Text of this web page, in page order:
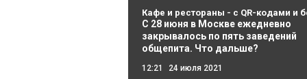
Кафе и рестораны - с QR-кодами и
С 28 июня в Москве ежедневно
закрывалось по пять заведений
общепита. Что дальше?
12:21 24 июля 2021